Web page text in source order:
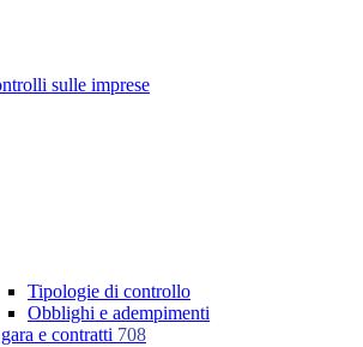
sulle imprese
Tipologie di controllo
Obblighi e adempimenti
e contratti 708